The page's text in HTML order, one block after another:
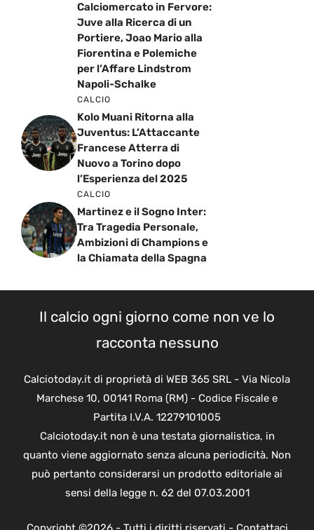
Calciomercato in Fervore:
Juve alla Ricerca di un
Portiere, Joao Mario alla
Fiorentina e Polemiche
per l’Affare Lindstrom
Napoli-Schalke
CALCIO
Kolo Muani Ritorna alla
Juventus: L’Attaccante
Francese Atterra di
Nuovo a Torino dopo
l’Esperienza del 2025
CALCIO
Martinez e il Sogno Inter:
Tra Tragedia Personale,
Ambizioni di Champions e
la Chiamata della Spagna
Il calcio ogni giorno come non ve lo
racconta nessuno
Calciotoday.it di proprietà di WEB 365 SRL - Via Nicola
Marchese 10, 00141 Roma (RM) - Codice Fiscale e
Partita I.V.A. 12279101005
Calciotoday.it non è una testata giornalistica, in
quanto viene aggiornato senza alcuna periodicità. Non
può pertanto considerarsi un prodotto editoriale ai
sensi della legge n. 62 del 07.03.2001